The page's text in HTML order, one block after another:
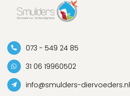
073 - 549 24 85
31 06 19960502
info@smulders-diervoeders.nl